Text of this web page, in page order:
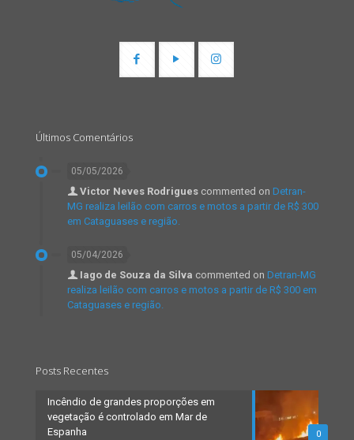
Últimos Comentários
05/05/2026
Victor Neves Rodrigues commented on Detran-
MG realiza leilão com carros e motos a partir de R$ 300
em Cataguases e região.
05/04/2026
Iago de Souza da Silva commented on Detran-MG
realiza leilão com carros e motos a partir de R$ 300 em
Cataguases e região.
Posts Recentes
0
Incêndio de grandes proporções em
vegetação é controlado em Mar de
Espanha